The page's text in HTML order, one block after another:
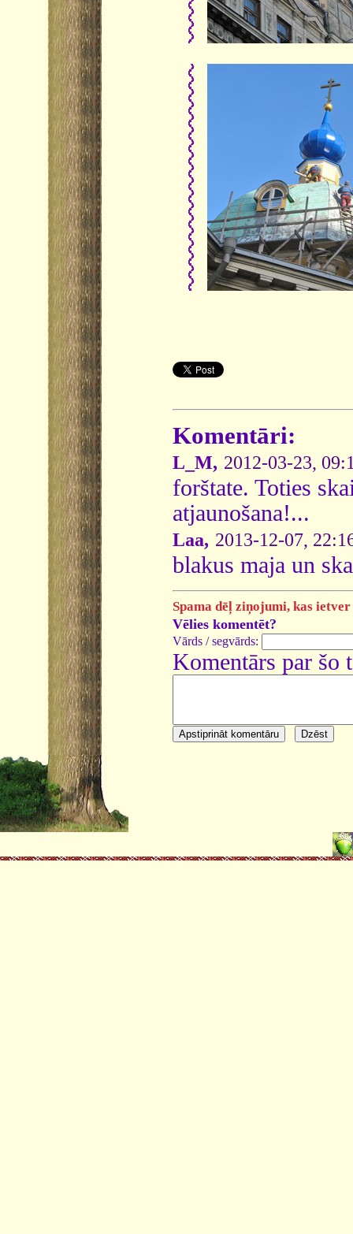
Komentāri:
L_M, 2012-03-23,
forštate. Toties
atjaunošana!...
Laa, 2013-12-07,
blakus maja un
Spama dēļ ziņojumi, kas
Vēlies komentēt?
Vārds / segvārds:
Komentārs par šo